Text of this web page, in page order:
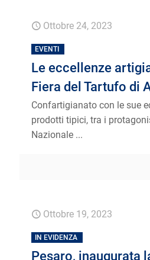
Ottobre 24, 2023
EVENTI
Le eccellenze
Fiera del Tartufo di
Confartigianato con le sue
prodotti tipici, tra i
Nazionale ...
Ottobre 19, 2023
IN EVIDENZA
Pesaro, inaugurata